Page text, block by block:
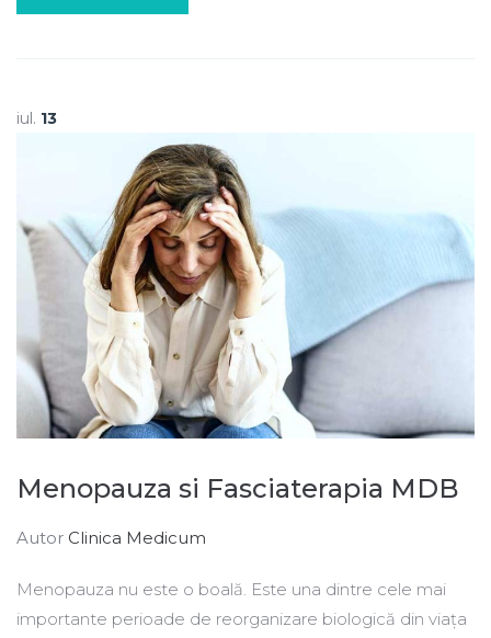
iul. 13
Menopauza si Fasciaterapia MDB
Autor Clinica Medicum
Menopauza nu este o boală. Este una dintre cele mai
importante perioade de reorganizare biologică din viața